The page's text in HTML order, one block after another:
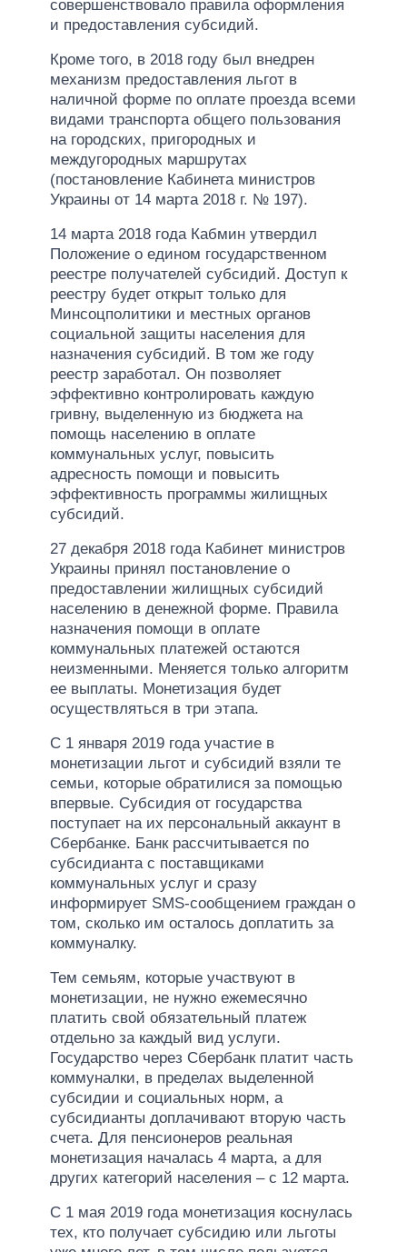
совершенствовало правила оформления
и предоставления субсидий.
Кроме того, в 2018 году был внедрен
механизм предоставления льгот в
наличной форме по оплате проезда всеми
видами транспорта общего пользования
на городских, пригородных и
междугородных маршрутах
(постановление Кабинета министров
Украины от 14 марта 2018 г. № 197).
14 марта 2018 года Кабмин утвердил
Положение о едином государственном
реестре получателей субсидий. Доступ к
реестру будет открыт только для
Минсоцполитики и местных органов
социальной защиты населения для
назначения субсидий. В том же году
реестр заработал. Он позволяет
эффективно контролировать каждую
гривну, выделенную из бюджета на
помощь населению в оплате
коммунальных услуг, повысить
адресность помощи и повысить
эффективность программы жилищных
субсидий.
27 декабря 2018 года Кабинет министров
Украины принял постановление о
предоставлении жилищных субсидий
населению в денежной форме. Правила
назначения помощи в оплате
коммунальных платежей остаются
неизменными. Меняется только алгоритм
ее выплаты. Монетизация будет
осуществляться в три этапа.
С 1 января 2019 года участие в
монетизации льгот и субсидий взяли те
семьи, которые обратилися за помощью
впервые. Субсидия от государства
поступает на их персональный аккаунт в
Сбербанке. Банк рассчитывается по
субсидианта с поставщиками
коммунальных услуг и сразу
информирует SMS-сообщением граждан о
том, сколько им осталось доплатить за
коммуналку.
Тем семьям, которые участвуют в
монетизации, не нужно ежемесячно
платить свой обязательный платеж
отдельно за каждый вид услуги.
Государство через Сбербанк платит часть
коммуналки, в пределах выделенной
субсидии и социальных норм, а
субсидианты доплачивают вторую часть
счета. Для пенсионеров реальная
монетизация началась 4 марта, а для
других категорий населения – с 12 марта.
С 1 мая 2019 года монетизация коснулась
тех, кто получает субсидию или льготы